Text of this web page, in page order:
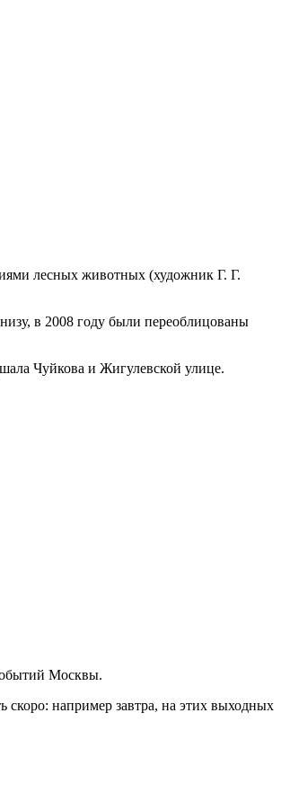
лесных животных (художник Г. Г.
в 2008 году были переоблицованы
Чуйкова и Жигулевской улице.
Москвы.
например завтра, на этих выходных